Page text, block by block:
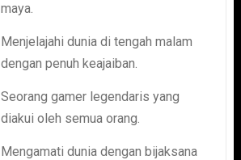
maya.
Menjelajahi dunia di tengah malam
dengan penuh keajaiban.
Seorang gamer legendaris yang
diakui oleh semua orang.
Mengamati dunia dengan bijaksana